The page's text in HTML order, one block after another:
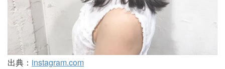
出典： instagram.com